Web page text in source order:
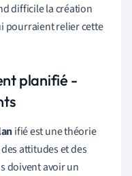
difficile la création
pourraient relier cette
planifié -
ifié est une théorie
attitudes et des
doivent avoir un